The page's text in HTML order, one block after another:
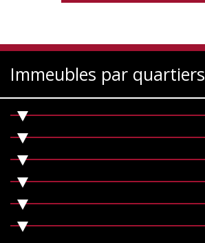
Immeubles par quartiers